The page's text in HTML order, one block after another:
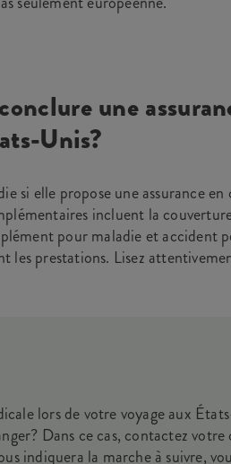
une
Unis?
si elle propose une assurance
incluent la
pour maladie et accident
les prestations. Lisez
lors de votre voyage aux
Dans ce cas, contactez
indiquera la marche à suivre,